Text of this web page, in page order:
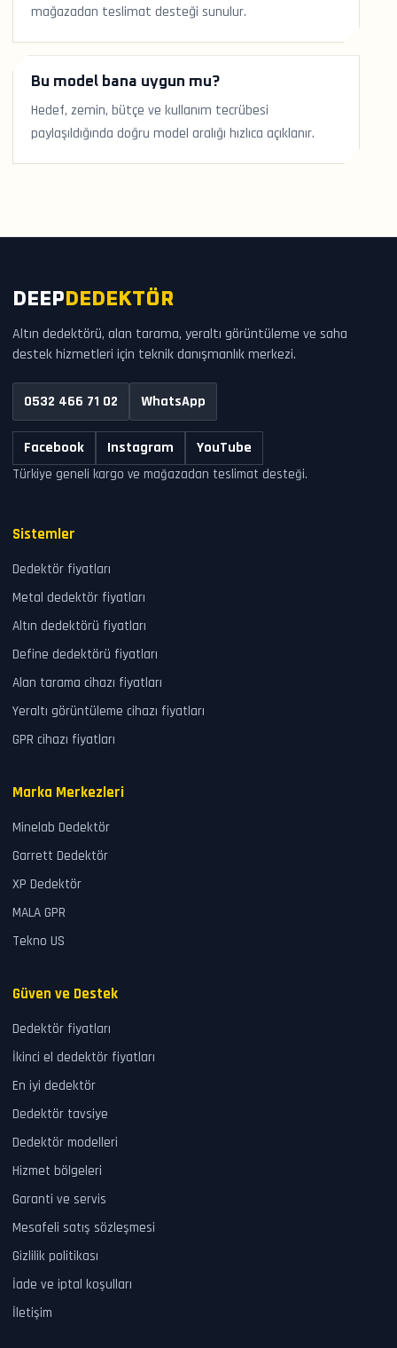
mağazadan teslimat desteği sunulur.
Bu model bana uygun mu?
Hedef, zemin, bütçe ve kullanım tecrübesi
paylaşıldığında doğru model aralığı hızlıca açıklanır.
DEEP DEDEKTÖR
Altın dedektörü, alan tarama, yeraltı görüntüleme ve saha
destek hizmetleri için teknik danışmanlık merkezi.
0532 466 71 02 WhatsApp
Facebook Instagram YouTube
Türkiye geneli kargo ve mağazadan teslimat desteği.
Sistemler
Dedektör fiyatları
Metal dedektör fiyatları
Altın dedektörü fiyatları
Define dedektörü fiyatları
Alan tarama cihazı fiyatları
Yeraltı görüntüleme cihazı fiyatları
GPR cihazı fiyatları
Marka Merkezleri
Minelab Dedektör
Garrett Dedektör
XP Dedektör
MALA GPR
Tekno US
Güven ve Destek
Dedektör fiyatları
İkinci el dedektör fiyatları
En iyi dedektör
Dedektör tavsiye
Dedektör modelleri
Hizmet bölgeleri
Garanti ve servis
Mesafeli satış sözleşmesi
Gizlilik politikası
İade ve iptal koşulları
İletişim